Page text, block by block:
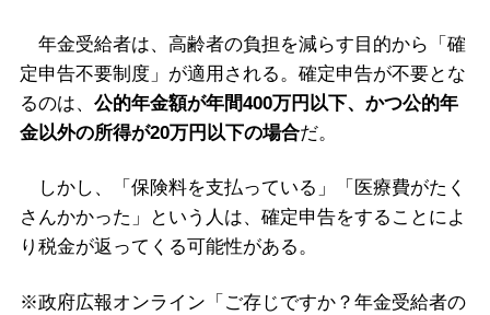
年金受給者は、高齢者の負担を減らす目的から「確
定申告不要制度」が適用される。確定申告が不要とな
るのは、 公的年金額が年間400万円以下、かつ公的年
金以外の所得が20万円以下の場合だ。
しかし、「保険料を支払っている」「医療費がたく
さんかかった」という人は、確定申告をすることによ
り税金が返ってくる可能性がある。
※政府広報オンライン「ご存じですか？年金受給者の